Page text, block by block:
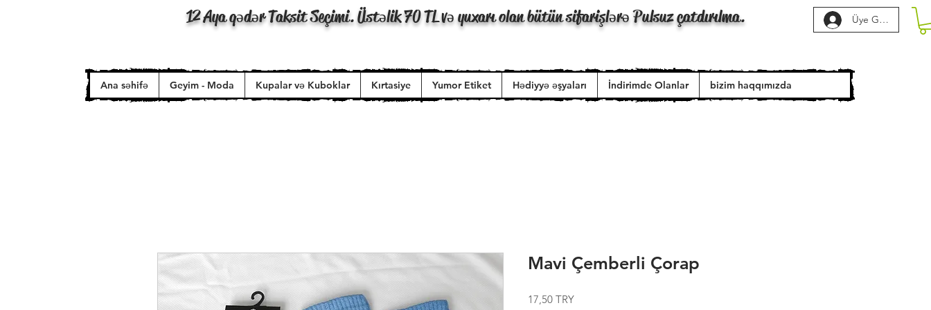
12 Aya qədər Taksit Seçimi. Üstəlik 70 TL və yuxarı olan bütün sifarişlərə Pulsuz çatdırılma. Üye Girişi
Ana səhifə Geyim - Moda Kupalar və Kuboklar Kırtasiye Yumor Etiket Hədiyyə əşyaları İndirimde Olanlar bizim haqqımızda
Mavi Çemberli Çorap
17,50 TRYPrice